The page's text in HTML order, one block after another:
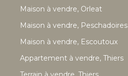
Maison à vendre, Orleat
Maison à vendre, Peschadoires
Maison à vendre, Escoutoux
Appartement à vendre, Thiers